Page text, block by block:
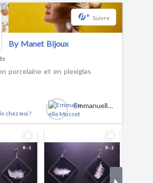
+ Suivre
By Manet Bijoux
porcelaine et en plexiglas
chez moi ?
Emmanuelle Musset